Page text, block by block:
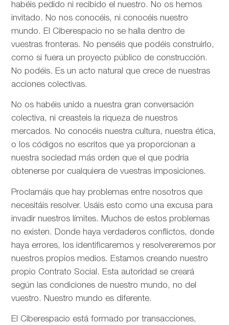
habéis pedido ni recibido el nuestro. No os hemos
invitado. No nos conocéis, ni conocéis nuestro
mundo. El Ciberespacio no se halla dentro de
vuestras fronteras. No penséis que podéis construirlo,
como si fuera un proyecto público de construcción.
No podéis. Es un acto natural que crece de nuestras
acciones colectivas.
No os habéis unido a nuestra gran conversación
colectiva, ni creasteis la riqueza de nuestros
mercados. No conocéis nuestra cultura, nuestra ética,
o los códigos no escritos que ya proporcionan a
nuestra sociedad más orden que el que podría
obtenerse por cualquiera de vuestras imposiciones.
Proclamáis que hay problemas entre nosotros que
necesitáis resolver. Usáis esto como una excusa para
invadir nuestros límites. Muchos de estos problemas
no existen. Donde haya verdaderos conflictos, donde
haya errores, los identificaremos y resolvereremos por
nuestros propios medios. Estamos creando nuestro
propio Contrato Social. Esta autoridad se creará
según las condiciones de nuestro mundo, no del
vuestro. Nuestro mundo es diferente.
El Ciberespacio está formado por transacciones,